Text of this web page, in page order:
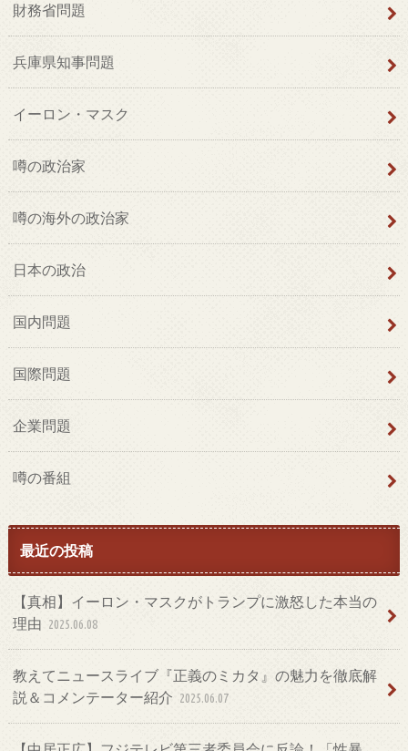
財務省問題
兵庫県知事問題
イーロン・マスク
噂の政治家
噂の海外の政治家
日本の政治
国内問題
国際問題
企業問題
噂の番組
最近の投稿
【真相】イーロン・マスクがトランプに激怒した本当の
理由 2025.06.08
教えてニュースライブ『正義のミカタ』の魅力を徹底解
説＆コメンテーター紹介 2025.06.07